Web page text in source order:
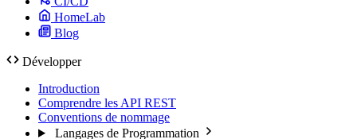
HomeLab
Blog
Développer
Introduction
Comprendre les API REST
Conventions de nommage
Langages de Programmation